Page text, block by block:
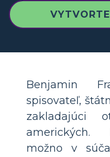
Benjamin
spisovateľ,
zakladajúci
amerických.
možno v